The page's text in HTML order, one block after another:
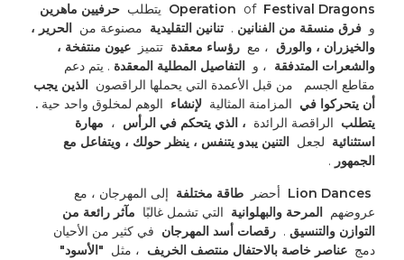
Operation of Festival Dragons يتطلب حرفيين ماهرين
و فرق منسقة من الفنانين . تنانين التقليدية مصنوعة من
والخيزران ، والورق ، مع رؤساء معقدة تتميز
والشعرات المتدفقة ، و التفاصيل المطلية المعقدة
مقاطع الجسم
من قبل الأعمدة التي يحملها الراقصون
أن يتحركوا في المزامنة المثالية لإنشاء الوهم لمخلوق واحد حية
يتطلب الراقصة الرائدة ، الذي يتحكم في الرأس ،
استثنائية لجعل
الجمهور .
أحضر طاقة مختلفة
عروضهم المرحة والبهلوانية التي تشمل غالبًا
التوازن والتنسيق . رقصات أسد المهرجان
دمج عناصر خاصة بالاحتفال منتصف الخريف ، مثل